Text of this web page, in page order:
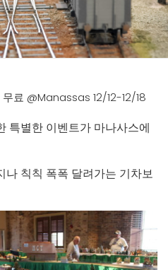
료 @Manassas 12/12-12/18
특별한 이벤트가 마나사스에
나 칙칙 폭폭 달려가는 기차보